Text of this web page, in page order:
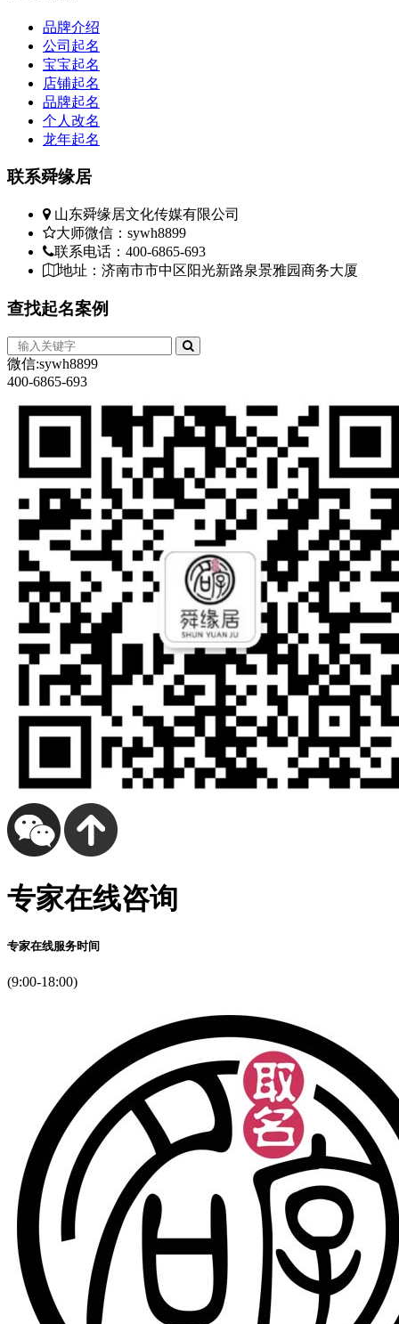
品牌介绍
公司起名
宝宝起名
店铺起名
品牌起名
个人改名
龙年起名
联系舜缘居
山东舜缘居文化传媒有限公司
大师微信：sywh8899
联系电话：400-6865-693
地址：济南市市中区阳光新路泉景雅园商务大厦
查找起名案例
微信:sywh8899
400-6865-693
专家在线咨询
专家在线服务时间
(9:00-18:00)